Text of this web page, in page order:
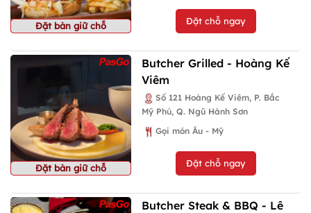
Đặt bàn giữ chỗ Đặt chỗ ngay
Đặt bàn giữ chỗ
Butcher Grilled - Hoàng Kế
Viêm
Số 121 Hoàng Kế Viêm, P. Bắc
Mỹ Phú, Q. Ngũ Hành Sơn
Gọi món Âu - Mỹ
Đặt chỗ ngay
Butcher Steak & BBQ - Lê